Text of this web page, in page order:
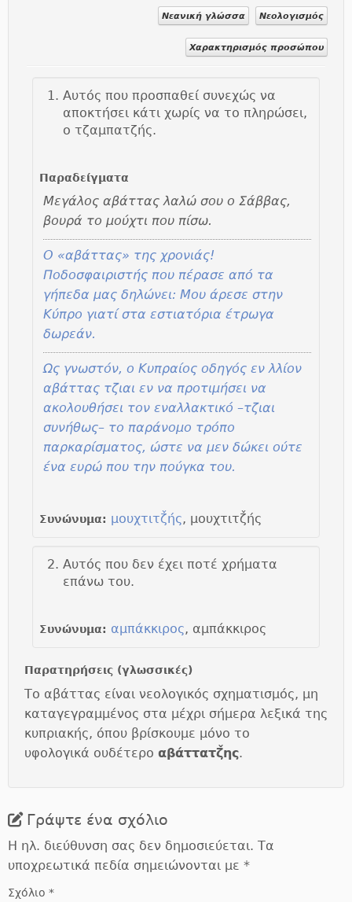
Νεανική γλώσσα Νεολογισμός
Χαρακτηρισμός προσώπου
Αυτός που προσπαθεί συνεχώς να
αποκτήσει κάτι χωρίς να το πληρώσει,
ο τζαμπατζής.
Παραδείγματα
Μεγάλος αβάττας λαλώ σου ο Σάββας,
βουρά το μούχτι που πίσω.
O «αβάττας» της χρονιάς!
Ποδοσφαιριστής που πέρασε από τα
γήπεδα μας δηλώνει: Μου άρεσε στην
Κύπρο γιατί στα εστιατόρια έτρωγα
δωρεάν.
Ως γνωστόν, ο Κυπραίος οδηγός εν λλίον
αβάττας τζιαι εν να προτιμήσει να
ακολουθήσει τον εναλλακτικό –τζιαι
συνήθως– το παράνομο τρόπο
παρκαρίσματος, ώστε να μεν δώκει ούτε
ένα ευρώ που την πούγκα του.
Συνώνυμα: μουχτιτζ̌ής, μουχτιτζ̌ής
Αυτός που δεν έχει ποτέ χρήματα
επάνω του.
Συνώνυμα: αμπάκκιρος, αμπάκκιρος
Παρατηρήσεις (γλωσσικές)
Το αβάττας είναι νεολογικός σχηματισμός, μη
καταγεγραμμένος στα μέχρι σήμερα λεξικά της
κυπριακής, όπου βρίσκουμε μόνο το
υφολογικά ουδέτερο αβάττατζ̌ης.
Γράψτε ένα σχόλιο
Η ηλ. διεύθυνση σας δεν δημοσιεύεται. Τα
υποχρεωτικά πεδία σημειώνονται με *
Σχόλιο *